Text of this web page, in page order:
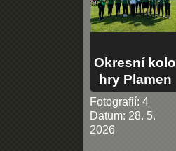
Okresní kolo
hry Plamen
Fotografií: 4
Datum: 28. 5.
2026